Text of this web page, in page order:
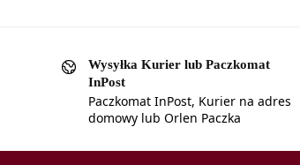
Wysyłka Kurier lub Paczkomat
InPost
Paczkomat InPost, Kurier na adres
domowy lub Orlen Paczka